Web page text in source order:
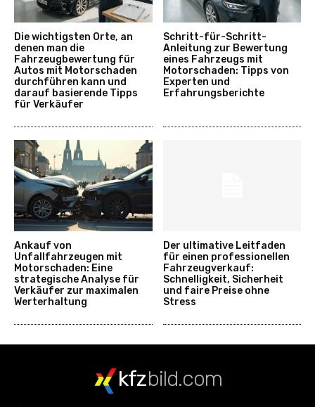
Die wichtigsten Orte, an
denen man die
Fahrzeugbewertung für
Autos mit Motorschaden
durchführen kann und
darauf basierende Tipps
für Verkäufer
Schritt-für-Schritt-
Anleitung zur Bewertung
eines Fahrzeugs mit
Motorschaden: Tipps von
Experten und
Erfahrungsberichte
Ankauf von
Unfallfahrzeugen mit
Motorschaden: Eine
strategische Analyse für
Verkäufer zur maximalen
Werterhaltung
Der ultimative Leitfaden
für einen professionellen
Fahrzeugverkauf:
Schnelligkeit, Sicherheit
und faire Preise ohne
Stress
kfzbild.com